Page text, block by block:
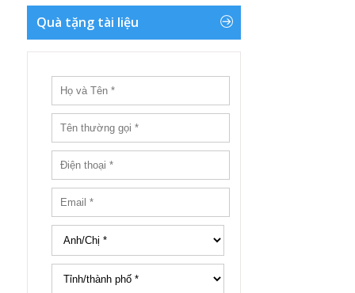
Quà tặng tài liệu